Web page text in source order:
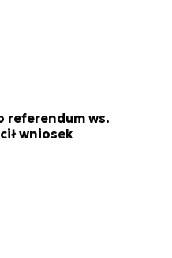
referendum ws.
wniosek